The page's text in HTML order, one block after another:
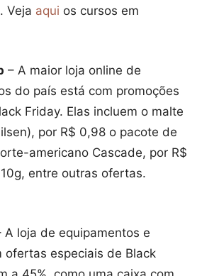
Veja aqui os cursos em
– A maior loja online de
do país está com promoções
Friday. Elas incluem o malte
por R$ 0,98 o pacote de
americano Cascade, por R$
entre outras ofertas.
A loja de equipamentos e
ofertas especiais de Black